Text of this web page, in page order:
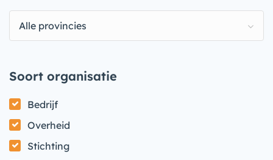
Alle provincies
Soort organisatie
Bedrijf
Overheid
Stichting